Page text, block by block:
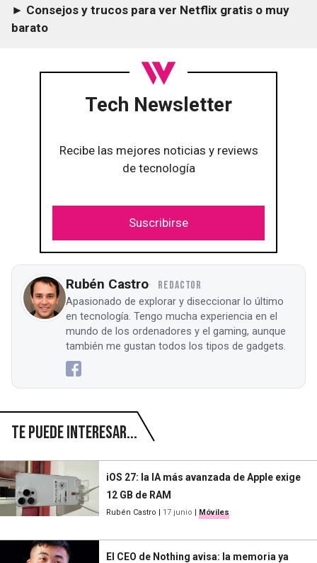
► Consejos y trucos para ver Netflix gratis o muy
barato
Tech Newsletter
Recibe las mejores noticias y reviews
de tecnología
Suscribirse
Rubén Castro REDACTOR
Apasionado de explorar y diseccionar lo último
en tecnología. Tengo mucha experiencia en el
mundo de los ordenadores y el gaming, aunque
también me gustan todos los tipos de gadgets.
Te puede interesar...
iOS 27: la IA más avanzada de Apple exige
12 GB de RAM
Rubén Castro | 17 junio | Móviles
El CEO de Nothing avisa: la memoria ya